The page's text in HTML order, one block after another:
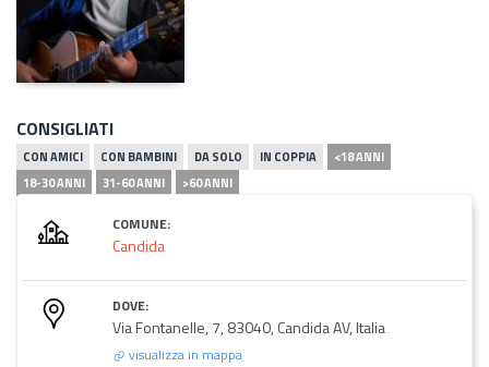
CONSIGLIATI
CON AMICI CON BAMBINI DA SOLO IN COPPIA
<18 ANNI
18-30 ANNI
31-60 ANNI >60 ANNI
COMUNE:
Candida
DOVE:
Via Fontanelle, 7, 83040, Candida AV, Italia
visualizza in mappa